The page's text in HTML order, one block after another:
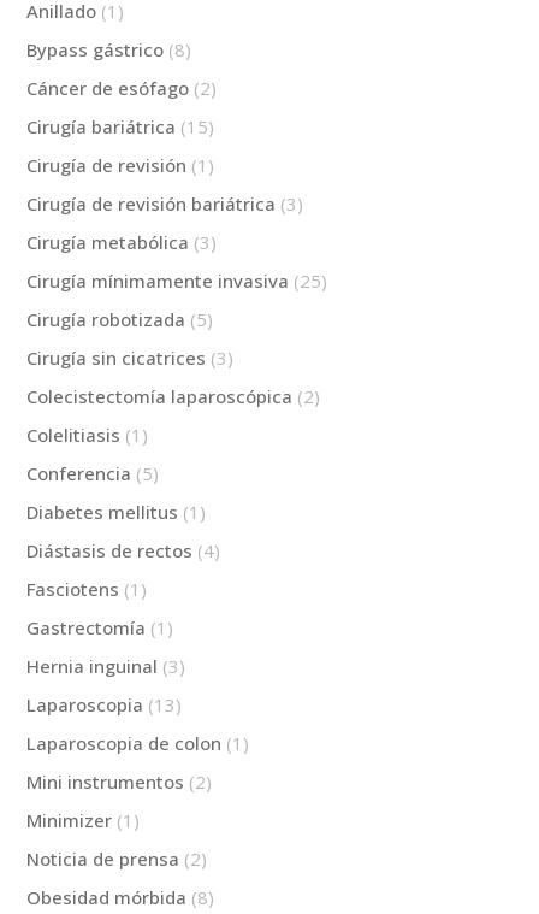
Anillado (1)
Bypass gástrico (8)
Cáncer de esófago (2)
Cirugía bariátrica (15)
Cirugía de revisión (1)
Cirugía de revisión bariátrica (3)
Cirugía metabólica (3)
Cirugía mínimamente invasiva (25)
Cirugía robotizada (5)
Cirugía sin cicatrices (3)
Colecistectomía laparoscópica (2)
Colelitiasis (1)
Conferencia (5)
Diabetes mellitus (1)
Diástasis de rectos (4)
Fasciotens (1)
Gastrectomía (1)
Hernia inguinal (3)
Laparoscopia (13)
Laparoscopia de colon (1)
Mini instrumentos (2)
Minimizer (1)
Noticia de prensa (2)
Obesidad mórbida (8)